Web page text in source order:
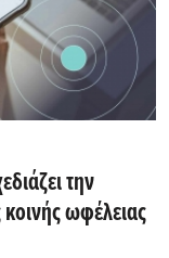
την
κοινής ωφέλειας